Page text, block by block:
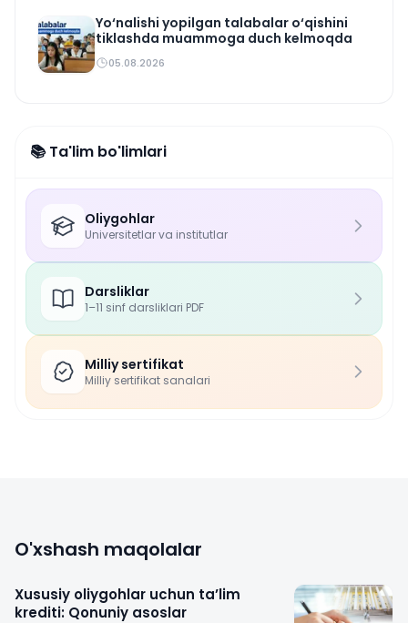
Yo‘nalishi yopilgan talabalar o‘qishini
tiklashda muammoga duch kelmoqda
05.08.2026
📚 Ta'lim bo'limlari
Oliygohlar
Universitetlar va institutlar
Darsliklar
1–11 sinf darsliklari PDF
Milliy sertifikat
Milliy sertifikat sanalari
O'xshash maqolalar
Xususiy oliygohlar uchun ta’lim
krediti: Qonuniy asoslar